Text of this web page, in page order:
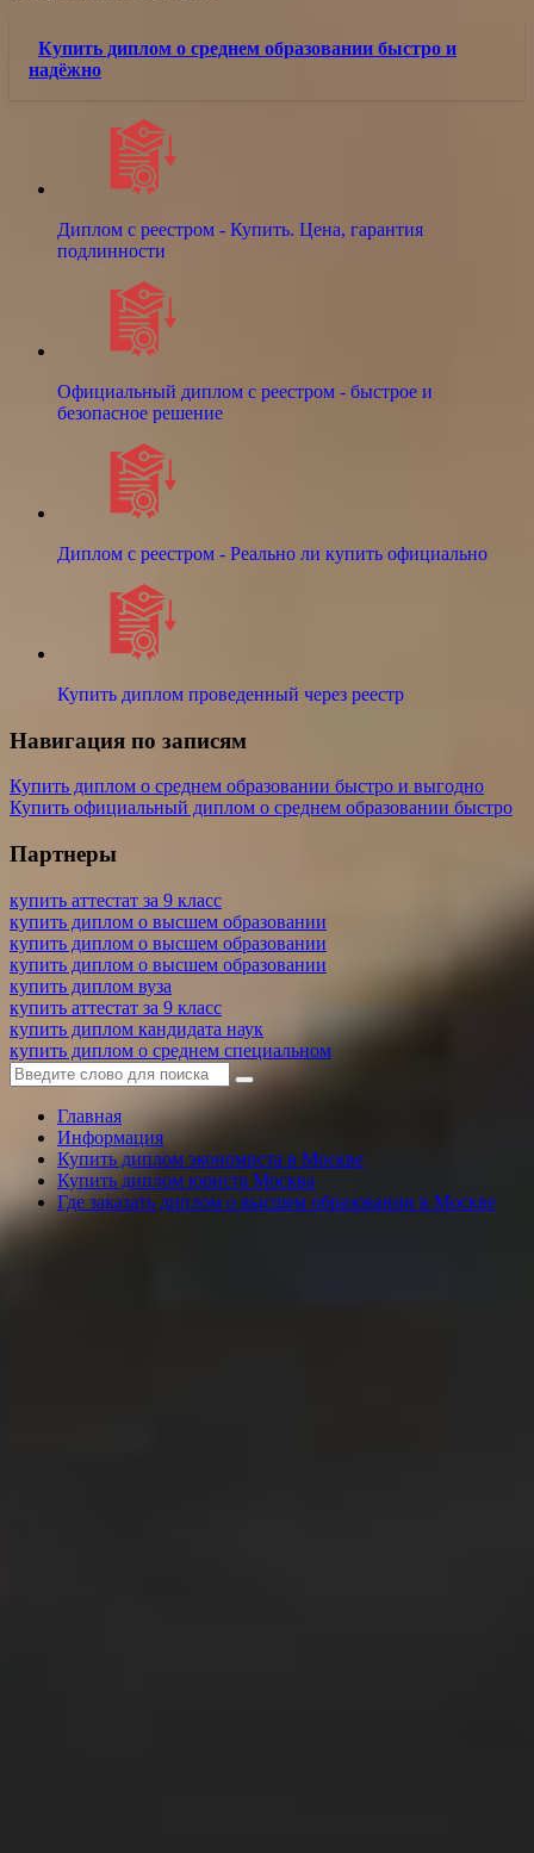
Купить диплом о среднем образовании быстро и
надёжно
Диплом с реестром - Купить. Цена, гарантия
подлинности
Официальный диплом с реестром - быстрое и
безопасное решение
Диплом с реестром - Реально ли купить официально
Купить диплом проведенный через реестр
Навигация по записям
Купить диплом о среднем образовании быстро и выгодно
Купить официальный диплом о среднем образовании быстро
Партнеры
купить аттестат за 9 класс
купить диплом о высшем образовании
купить диплом о высшем образовании
купить диплом о высшем образовании
купить диплом вуза
купить аттестат за 9 класс
купить диплом кандидата наук
купить диплом о среднем специальном
Главная
Информация
Купить диплом экономиста в Москве
Купить диплом юриста Москва
Где заказать диплом о высшем образовании в Москве